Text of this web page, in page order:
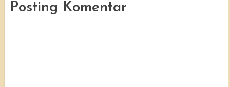
Posting Komentar